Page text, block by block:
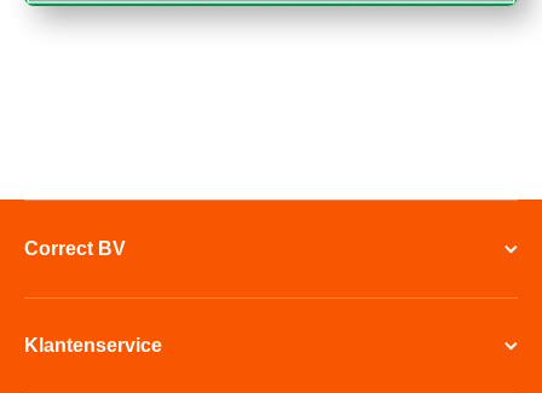
Correct BV
Klantenservice